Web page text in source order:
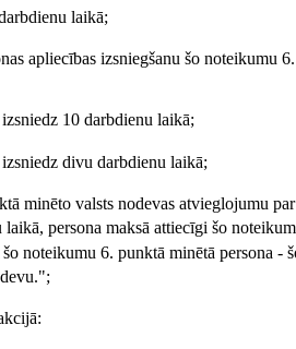
laikā;
apliecības izsniegšanu šo noteikumu
10 darbdienu laikā;
divu darbdienu laikā;
minēto valsts nodevas atvieglojumu
persona maksā attiecīgi šo
noteikumu 6. punktā minētā persona -